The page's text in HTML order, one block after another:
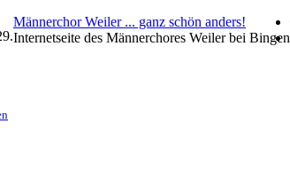
Männerchor Weiler ... ganz schön anders!
Internetseite des Männerchores Weiler bei Bingen